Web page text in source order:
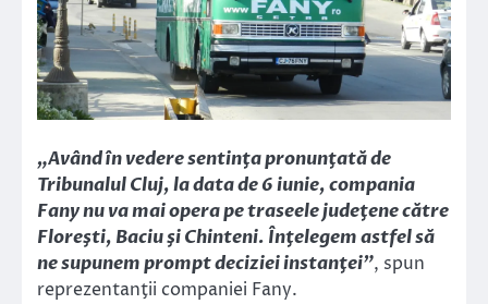
„Având în vedere sentinţa pronunţată de
Tribunalul Cluj, la data de 6 iunie, compania
Fany nu va mai opera pe traseele judeţene către
Floreşti, Baciu şi Chinteni. Înţelegem astfel să
ne supunem prompt deciziei instanţei”, spun
reprezentanţii companiei Fany.